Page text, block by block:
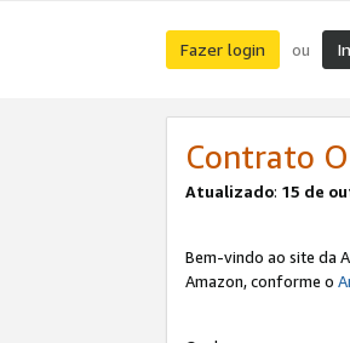
Fazer login ou
Contrato
Atualizado: 15 de
Bem-vindo ao site da
Amazon, conforme o